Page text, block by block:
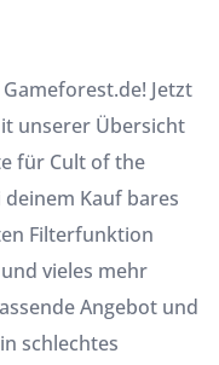
Jetzt
unserer Übersicht
für Cult of the
Kauf bares
Filterfunktion
vieles mehr
Angebot und
schlechtes